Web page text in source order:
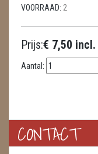
TELEFOON KOORDEN
VLINDERS
VOORRAAD: 2
Prijs:€ 7,50 incl.
Aantal:
CONTACT